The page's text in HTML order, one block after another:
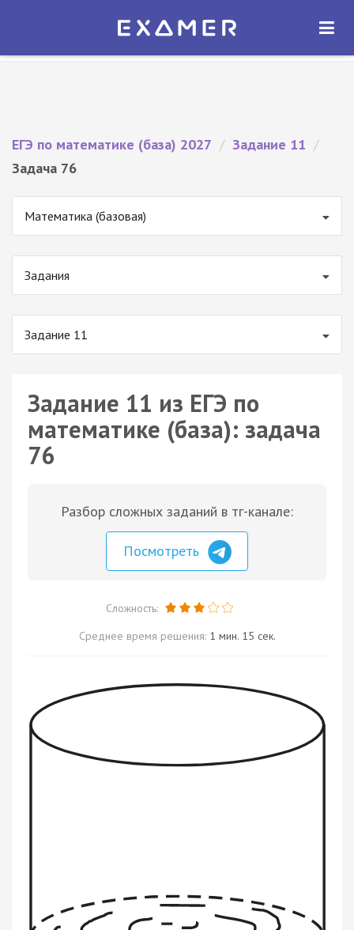
Экзамер — ЕГЭ 2027
ОТКРЫТЬ
ЕГЭ по математике (база) 2027 / Задание 11 /
Задача 76
Математика (базовая)
Задания
Задание 11
Задание 11 из ЕГЭ по
математике (база): задача
76
Разбор сложных заданий в тг-канале:
Посмотреть
Сложность:
Среднее время решения: 1 мин. 15 сек.